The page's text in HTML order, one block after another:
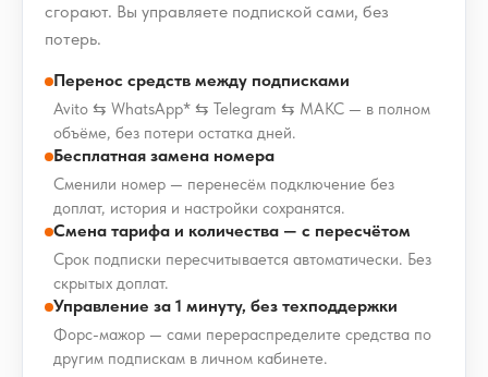
сгорают. Вы управляете подпиской сами, без
потерь.
Перенос средств между подписками
Avito ⇆ WhatsApp* ⇆ Telegram ⇆ МАКС — в полном
объёме, без потери остатка дней.
Бесплатная замена номера
Сменили номер — перенесём подключение без
доплат, история и настройки сохранятся.
Смена тарифа и количества — с пересчётом
Срок подписки пересчитывается автоматически. Без
скрытых доплат.
Управление за 1 минуту, без техподдержки
Форс-мажор — сами перераспределите средства по
другим подпискам в личном кабинете.